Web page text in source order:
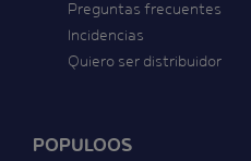
Preguntas frecuentes
Incidencias
Quiero ser distribuidor
POPULOOS